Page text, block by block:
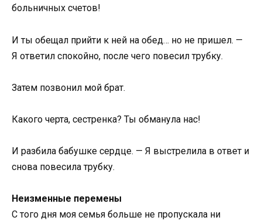
больничных счетов!
И ты обещал прийти к ней на обед… но не пришел. —
Я ответил спокойно, после чего повесил трубку.
Затем позвонил мой брат.
Какого черта, сестренка? Ты обманула нас!
И разбила бабушке сердце. — Я выстрелила в ответ и
снова повесила трубку.
Неизменные перемены
С того дня моя семья больше не пропускала ни